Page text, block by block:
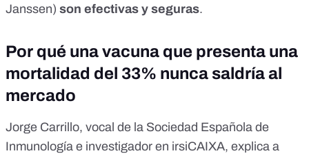
Janssen) son efectivas y seguras.
Por qué una vacuna que presenta una
mortalidad del 33% nunca saldría al
mercado
Jorge Carrillo, vocal de la Sociedad Española de
Inmunología e investigador en irsiCAIXA, explica a